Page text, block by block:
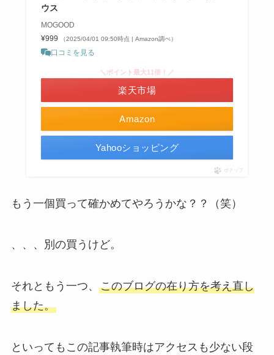
ウス
MOGOOD
¥999
（2025/04/01 09:50時点 | Amazon調べ）
口コミを見る
Amazon
＼ポイント最大11倍！／
楽天市場
Yahooショッピング
ポチップ
もう一個買って確かめてやろうかな？？（笑）
、、、別の買うけど。
それともう一つ、 このブログの在り方を考え直し
ました。
といってもこの記事執筆時はアクセスも少ない段